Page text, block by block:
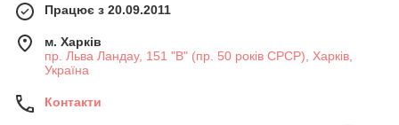
Працює з 20.09.2011
м. Харків
пр. Льва Ландау, 151 "В" (пр. 50 років СРСР), Харків,
Україна
Контакти